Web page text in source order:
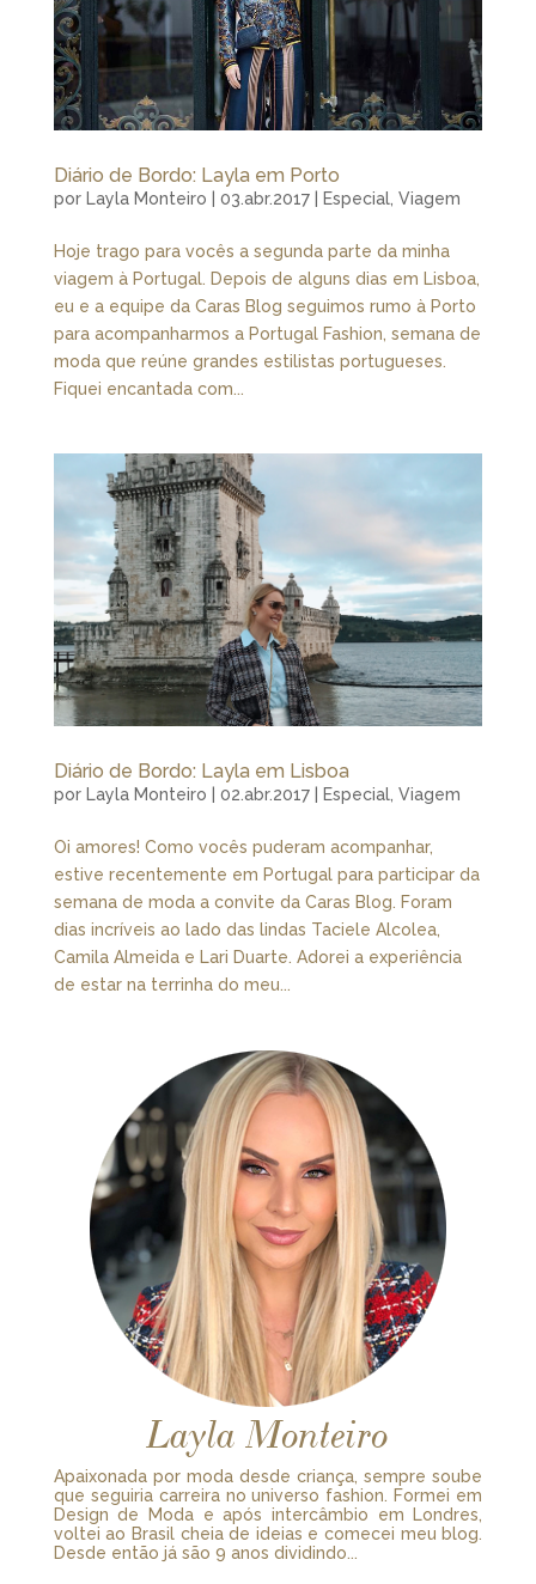
Diário de Bordo: Layla em Porto
por Layla Monteiro 03.abr.2017| Especial, Viagem
Hoje trago para vocês a segunda parte da minha
viagem à Portugal. Depois de alguns dias em Lisboa,
eu e a equipe da Caras Blog seguimos rumo à Porto
para acompanharmos a Portugal Fashion, semana de
moda que reúne grandes estilistas portugueses.
Fiquei encantada com...
Diário de Bordo: Layla em Lisboa
por Layla Monteiro 02.abr.2017| Especial, Viagem
Oi amores! Como vocês puderam acompanhar,
estive recentemente em Portugal para participar da
semana de moda a convite da Caras Blog. Foram
dias incríveis ao lado das lindas Taciele Alcolea,
Camila Almeida e Lari Duarte. Adorei a experiência
de estar na terrinha do meu...
Layla Monteiro
Apaixonada por moda desde criança, sempre soube
que seguiria carreira no universo fashion. Formei em
Design de Moda e após intercâmbio em Londres,
voltei ao Brasil cheia de ideias e comecei meu blog.
Desde então já são 9 anos dividindo...